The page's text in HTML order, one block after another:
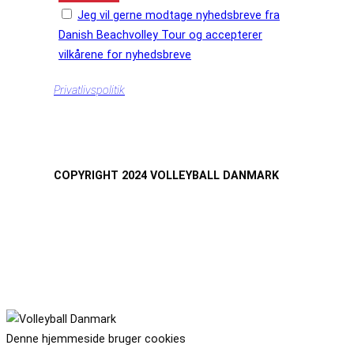
Jeg vil gerne modtage nyhedsbreve fra
Danish Beachvolley Tour og accepterer
vilkårene for nyhedsbreve
Privatlivspolitik
COPYRIGHT 2024 VOLLEYBALL DANMARK
Denne hjemmeside bruger cookies